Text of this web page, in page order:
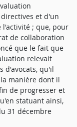
et d'un
l'activité ; que, pour
de collaboration
que le fait que
relevait
d'avocats, qu'il
manière dont il
de progresser et
statuant ainsi,
31 décembre